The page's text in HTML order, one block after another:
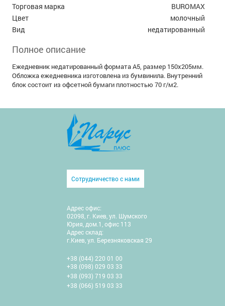
Торговая марка
BUROMAX
Цвет
молочный
Вид
недатированный
Полное описание
Ежедневник недатированный формата А5, размер 150х205мм.
Обложка ежедневника изготовлена из бумвинила. Внутренний
блок состоит из офсетной бумаги плотностью 70 г/м2.
Сотрудничество с нами
Адрес офис:
02098, г. Киев, ул. Шумского
Юрия, дом.1, офис 113
Адрес склад:
г.Киев, ул. Березняковская 29
+38 (044) 220 01 00
+38 (098) 029 03 33
+38 (093) 719 03 33
+38 (066) 519 03 33